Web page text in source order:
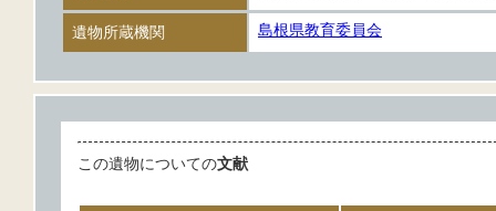
遺物所蔵機関 島根県教育委員会
この遺物についての文献